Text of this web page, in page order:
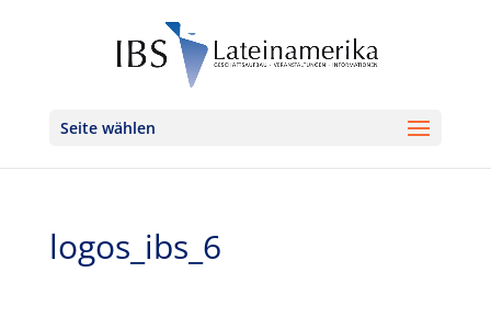
Seite wählen
logos_ibs_6